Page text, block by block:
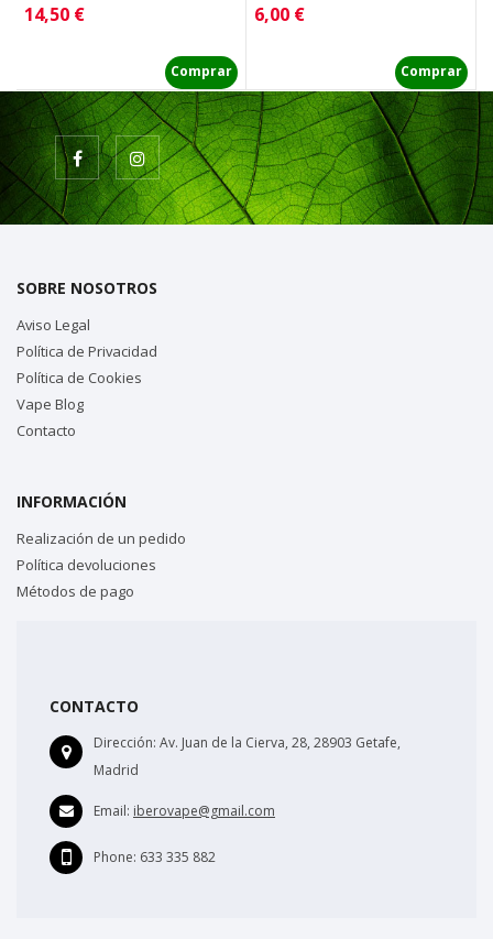
Precio
14,50 €
Comprar
Precio
6,00 €
Comprar
SOBRE NOSOTROS
Aviso Legal
Política de Privacidad
Política de Cookies
Vape Blog
Contacto
INFORMACIÓN
Realización de un pedido
Política devoluciones
Métodos de pago
CONTACTO
Dirección: Av. Juan de la Cierva, 28, 28903 Getafe,
Madrid
Email: iberovape@gmail.com
Phone: 633 335 882